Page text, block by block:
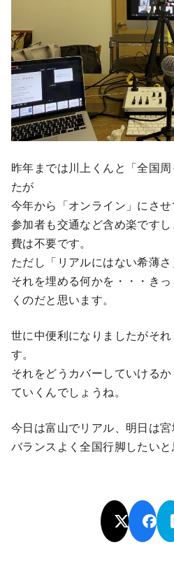
昨年までは川上くんと「全国
たが
今年から「オンライン」にさせ
参加者も交通など含め楽です
費は不要です。
ただし「リアルにはない希薄さ
それを埋める何かを・・・き
くのだと思います。
世に中便利になりましたがそ
す。
それをどうカバーしていける
ていくんでしょうね。
今日は富山でリアル、明日は
バランスよく全国行脚したいと